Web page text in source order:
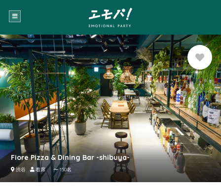
Fiore Pizza & Dining Bar -shibuya-
渋谷 着席 〜 150名
お気に
入り登
録